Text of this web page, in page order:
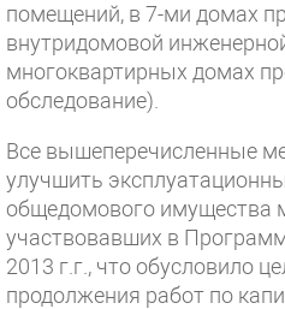
помещений, в 7-ми домах
внутридомовой
многоквартирных домах
обследование).
Все вышеперечисленные
улучшить
общедомового имущества
участвовавших в
2013 г.г., что обусловило
продолжения работ по